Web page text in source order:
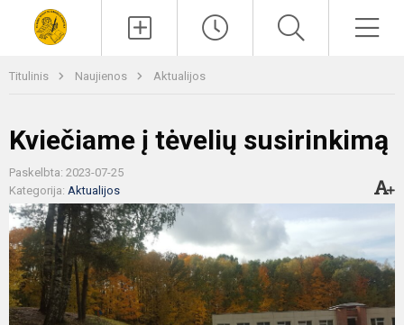
Titulinis Naujienos Aktualijos
Kviečiame į tėvelių susirinkimą
Paskelbta: 2023-07-25
Kategorija: Aktualijos